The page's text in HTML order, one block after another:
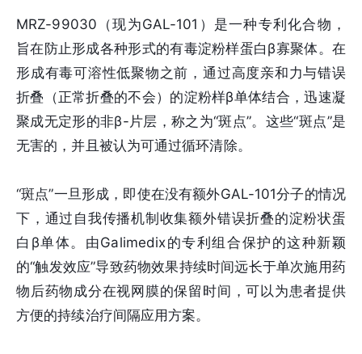
MRZ-99030（现为GAL-101）是一种专利化合物，
旨在防止形成各种形式的有毒淀粉样蛋白β寡聚体。在
形成有毒可溶性低聚物之前，通过高度亲和力与错误
折叠（正常折叠的不会）的淀粉样β单体结合，迅速凝
聚成无定形的非β-片层，称之为“斑点”。这些“斑点”是
无害的，并且被认为可通过循环清除。
“斑点”一旦形成，即使在没有额外GAL-101分子的情况
下，通过自我传播机制收集额外错误折叠的淀粉状蛋
白β单体。由Galimedix的专利组合保护的这种新颖
的“触发效应”导致药物效果持续时间远长于单次施用药
物后药物成分在视网膜的保留时间，可以为患者提供
方便的持续治疗间隔应用方案。